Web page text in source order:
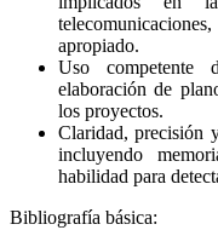
apropiado.
Uso competente
elaboración de
los proyectos.
Claridad, precisión
incluyendo
habilidad para
Bibliografía básica: